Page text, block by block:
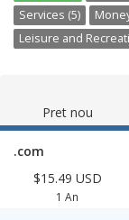
Services (5)
Leisure and
Pret nou
.com
$15.49 USD
1 An